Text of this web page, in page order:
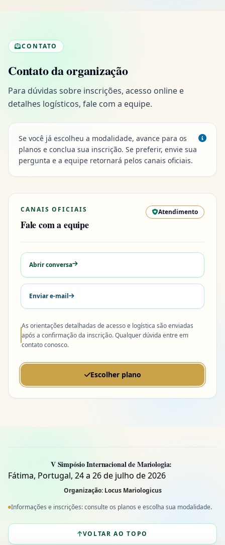
CONTATO
Contato da organização
Para dúvidas sobre inscrições, acesso online e
detalhes logísticos, fale com a equipe.
Se você já escolheu a modalidade, avance para os
planos e conclua sua inscrição. Se preferir, envie sua
pergunta e a equipe retornará pelos canais oficiais.
CANAIS OFICIAIS
Fale com a equipe
Atendimento
Abrir conversa
Enviar e-mail
As orientações detalhadas de acesso e logística são enviadas
após a confirmação da inscrição. Qualquer dúvida entre em
contato conosco.
Escolher plano
V Simpósio Internacional de Mariologia:
Fátima, Portugal, 24 a 26 de julho de 2026
Organização: Locus Mariologicus
Informações e inscrições: consulte os planos e escolha sua modalidade.
VOLTAR AO TOPO